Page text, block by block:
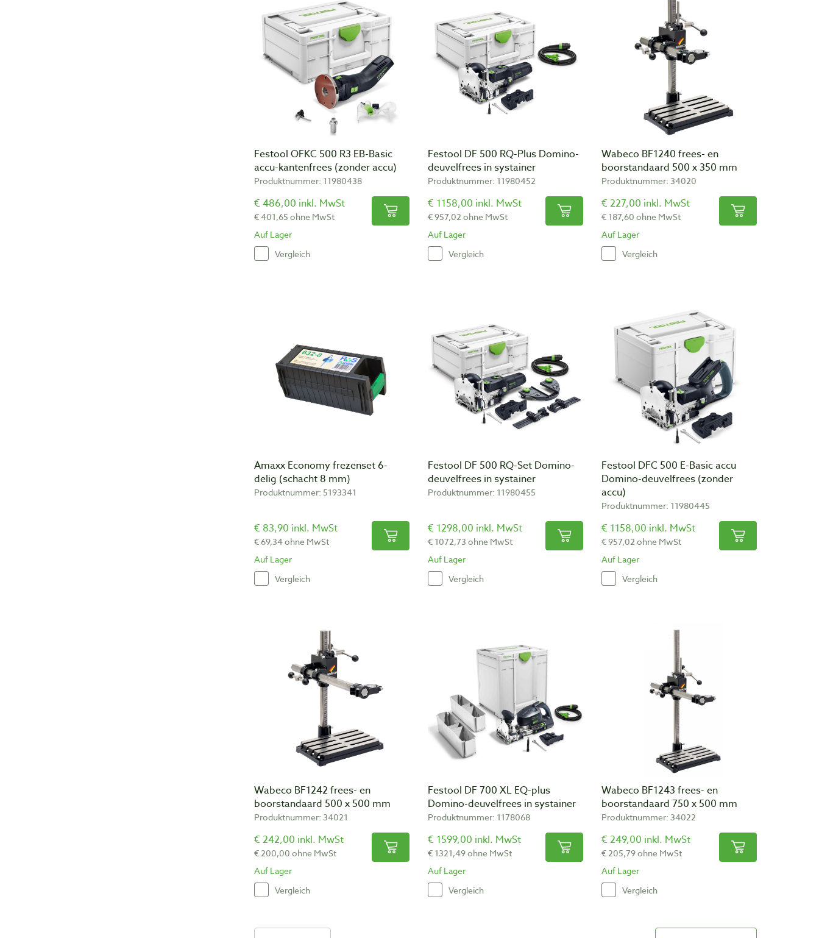
Festool OFKC 500 R3 EB-Basic
accu-kantenfrees (zonder accu)
Produktnummer: 11980438
€ 486,00 inkl. MwSt
€ 401,65 ohne MwSt
Auf Lager
Vergleich
Festool DF 500 RQ-Plus Domino-
deuvelfrees in systainer
Produktnummer: 11980452
€ 1158,00 inkl. MwSt
€ 957,02 ohne MwSt
Auf Lager
Vergleich
Wabeco BF1240 frees- en
boorstandaard 500 x 350 mm
Produktnummer: 34020
€ 227,00 inkl. MwSt
€ 187,60 ohne MwSt
Auf Lager
Vergleich
Amaxx Economy frezenset 6-
delig (schacht 8 mm)
Produktnummer: 5193341
€ 83,90 inkl. MwSt
€ 69,34 ohne MwSt
Auf Lager
Vergleich
Festool DF 500 RQ-Set Domino-
deuvelfrees in systainer
Produktnummer: 11980455
€ 1298,00 inkl. MwSt
€ 1072,73 ohne MwSt
Auf Lager
Vergleich
Festool DFC 500 E-Basic accu
Domino-deuvelfrees (zonder
accu)
Produktnummer: 11980445
€ 1158,00 inkl. MwSt
€ 957,02 ohne MwSt
Auf Lager
Vergleich
Wabeco BF1242 frees- en
boorstandaard 500 x 500 mm
Produktnummer: 34021
€ 242,00 inkl. MwSt
€ 200,00 ohne MwSt
Auf Lager
Vergleich
Festool DF 700 XL EQ-plus
Domino-deuvelfrees in systainer
Produktnummer: 1178068
€ 1599,00 inkl. MwSt
€ 1321,49 ohne MwSt
Auf Lager
Vergleich
Wabeco BF1243 frees- en
boorstandaard 750 x 500 mm
Produktnummer: 34022
€ 249,00 inkl. MwSt
€ 205,79 ohne MwSt
Auf Lager
Vergleich